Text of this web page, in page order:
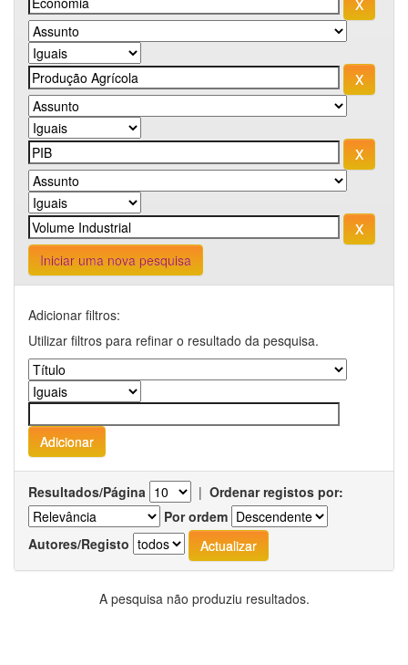
Iniciar uma nova pesquisa
Adicionar filtros:
Utilizar filtros para refinar o resultado da pesquisa.
Resultados/Página | Ordenar registos por:
Por ordem
Autores/Registo
A pesquisa não produziu resultados.